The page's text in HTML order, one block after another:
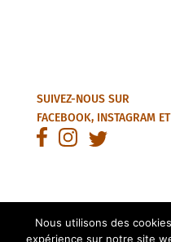
SUIVEZ-NOUS SUR
FACEBOOK, INSTAGRAMET
Nous utilisons des
expérience sur notre site